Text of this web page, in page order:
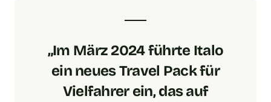
„Im März 2024 führte Italo
ein neues Travel Pack für
Vielfahrer ein, das auf